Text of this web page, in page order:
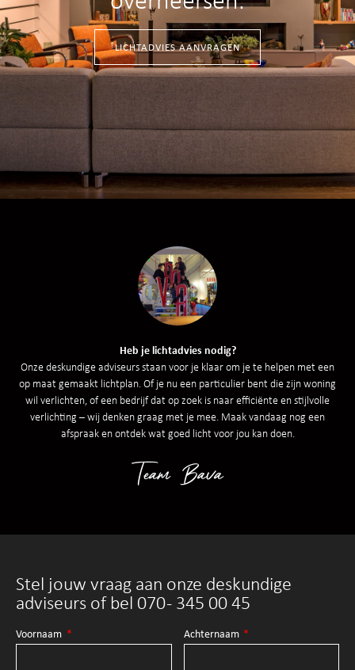
LICHTADVIES AANVRAGEN
Stel jouw vraag aan onze deskundige
adviseurs of bel 070 - 345 00 45
Voornaam Achternaam
Heb je lichtadvies nodig?
Onze deskundige adviseurs staan voor je klaar om je te helpen met een
op maat gemaakt lichtplan. Of je nu een particulier bent die zijn woning
wil verlichten, of een bedrijf dat op zoek is naar efficiënte en stijlvolle
verlichting – wij denken graag met je mee. Maak vandaag nog een
afspraak en ontdek wat goed licht voor jou kan doen.
Team Bava